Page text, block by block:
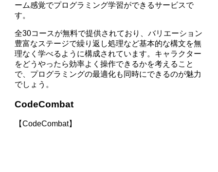
ーム感覚でプログラミング学習ができるサービスで
す。
全30コースが無料で提供されており、バリエーション
豊富なステージで繰り返し処理など基本的な構文を無
理なく学べるように構成されています。キャラクター
をどうやったら効率よく操作できるかを考えること
で、プログラミングの最適化も同時にできるのが魅力
でしょう。
CodeCombat
【CodeCombat】